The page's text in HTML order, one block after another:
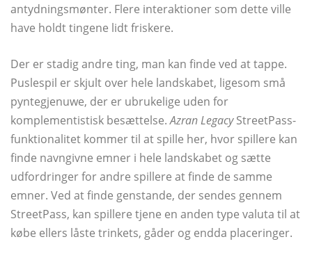
antydningsmønter. Flere interaktioner som dette ville
have holdt tingene lidt friskere.
Der er stadig andre ting, man kan finde ved at tappe.
Puslespil er skjult over hele landskabet, ligesom små
pyntegjenuwe, der er ubrukelige uden for
komplementistisk besættelse.Azran LegacyStreetPass-
funktionalitet kommer til at spille her, hvor spillere kan
finde navngivne emner i hele landskabet og sætte
udfordringer for andre spillere at finde de samme
emner. Ved at finde genstande, der sendes gennem
StreetPass, kan spillere tjene en anden type valuta til at
købe ellers låste trinkets, gåder og endda placeringer.